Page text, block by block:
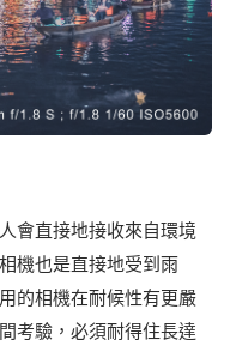
會直接地接收來自環境
機也是直接地受到雨
的相機在耐候性有更嚴
考驗，必須耐得住長達